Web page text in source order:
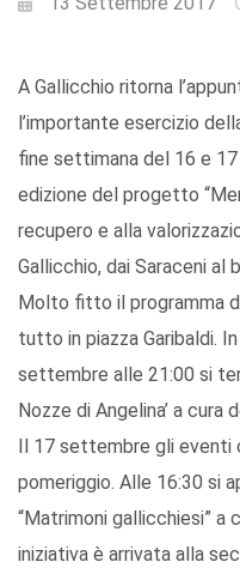
A Gallicchio ritorna
l’importante esercizio
fine settimana del 16 e
edizione del progetto
recupero e alla
Gallicchio, dai Saraceni al
Molto fitto il programma
tutto in piazza Garibaldi.
settembre alle 21:00 si
Nozze di Angelina’ a
Il 17 settembre gli eventi
pomeriggio. Alle 16:30 si
“Matrimoni gallicchiesi” a
iniziativa è arrivata alla